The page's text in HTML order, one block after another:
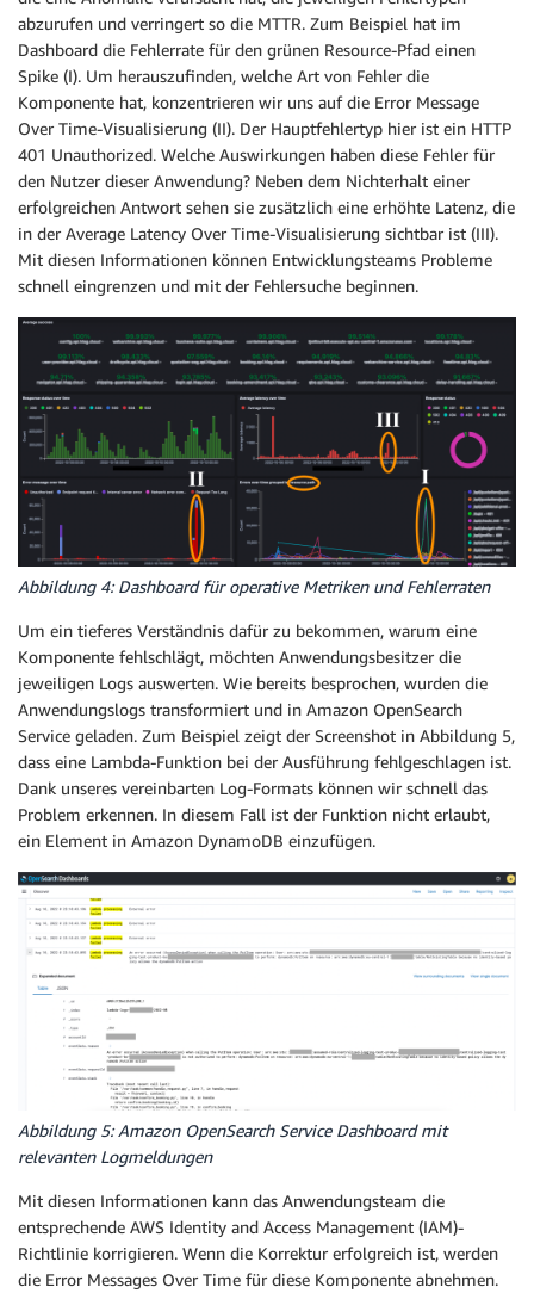
abzurufen und verringert so die MTTR. Zum Beispiel hat im
Dashboard die Fehlerrate für den grünen Resource-Pfad einen
Spike (I). Um herauszufinden, welche Art von Fehler die
Komponente hat, konzentrieren wir uns auf die Error Message
Over Time-Visualisierung (II). Der Hauptfehlertyp hier ist ein HTTP
401 Unauthorized. Welche Auswirkungen haben diese Fehler für
den Nutzer dieser Anwendung? Neben dem Nichterhalt einer
erfolgreichen Antwort sehen sie zusätzlich eine erhöhte Latenz, die
in der Average Latency Over Time-Visualisierung sichtbar ist (III).
Mit diesen Informationen können Entwicklungsteams Probleme
schnell eingrenzen und mit der Fehlersuche beginnen.
Abbildung 4: Dashboard für operative Metriken und Fehlerraten
Um ein tieferes Verständnis dafür zu bekommen, warum eine
Komponente fehlschlägt, möchten Anwendungsbesitzer die
jeweiligen Logs auswerten. Wie bereits besprochen, wurden die
Anwendungslogs transformiert und in Amazon OpenSearch
Service geladen. Zum Beispiel zeigt der Screenshot in Abbildung 5,
dass eine Lambda-Funktion bei der Ausführung fehlgeschlagen ist.
Dank unseres vereinbarten Log-Formats können wir schnell das
Problem erkennen. In diesem Fall ist der Funktion nicht erlaubt,
ein Element in Amazon DynamoDB einzufügen.
Abbildung 5: Amazon OpenSearch Service Dashboard mit
relevanten Logmeldungen
Mit diesen Informationen kann das Anwendungsteam die
entsprechende AWS Identity and Access Management (IAM)-
Richtlinie korrigieren. Wenn die Korrektur erfolgreich ist, werden
die Error Messages Over Time für diese Komponente abnehmen.